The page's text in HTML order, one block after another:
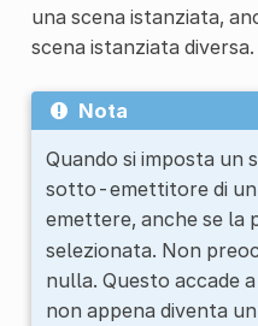
una scena istanziata,
scena istanziata diversa.
Nota
Quando si imposta un
sotto-emettitore di un
emettere, anche se la
selezionata. Non
nulla. Questo accade
non appena diventa